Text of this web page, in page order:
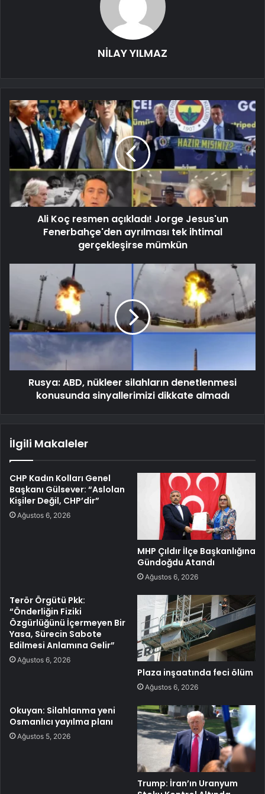
NİLAY YILMAZ
Ali Koç resmen açıkladı! Jorge Jesus'un
Fenerbahçe'den ayrılması tek ihtimal
gerçekleşirse mümkün
Rusya: ABD, nükleer silahların denetlenmesi
konusunda sinyallerimizi dikkate almadı
İlgili Makaleler
CHP Kadın Kolları Genel
Başkanı Gülsever: “Aslolan
Kişiler Değil, CHP’dir”
Ağustos 6, 2026
MHP Çıldır İlçe Başkanlığına
Gündoğdu Atandı
Ağustos 6, 2026
Terör Örgütü Pkk:
“Önderliğin Fiziki
Özgürlüğünü İçermeyen Bir
Yasa, Sürecin Sabote
Edilmesi Anlamına Gelir”
Ağustos 6, 2026
Plaza inşaatında feci ölüm
Ağustos 6, 2026
Okuyan: Silahlanma yeni
Osmanlıcı yayılma planı
Ağustos 5, 2026
Trump: İran’ın Uranyum